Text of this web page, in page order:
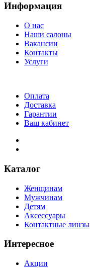
Информация
О нас
Наши салоны
Вакансии
Контакты
Услуги
Оплата
Доставка
Гарантии
Ваш кабинет
Каталог
Женщинам
Мужчинам
Детям
Аксессуары
Контактные линзы
Интересное
Акции